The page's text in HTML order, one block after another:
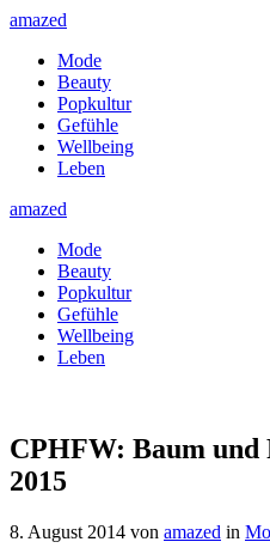
amazed
Mode
Beauty
Popkultur
Gefühle
Wellbeing
Leben
amazed
Mode
Beauty
Popkultur
Gefühle
Wellbeing
Leben
CPHFW: Baum und
2015
8. August 2014 von amazed in